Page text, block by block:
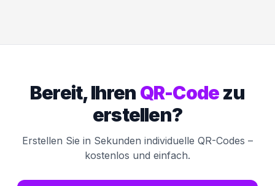
Bereit, Ihren QR-Codezu
erstellen?
Erstellen Sie in Sekunden individuelle QR-Codes –
kostenlos und einfach.